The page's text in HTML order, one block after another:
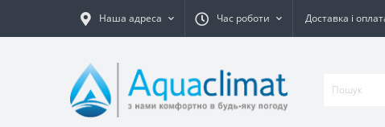
Наша адреса Час роботи Доставка і